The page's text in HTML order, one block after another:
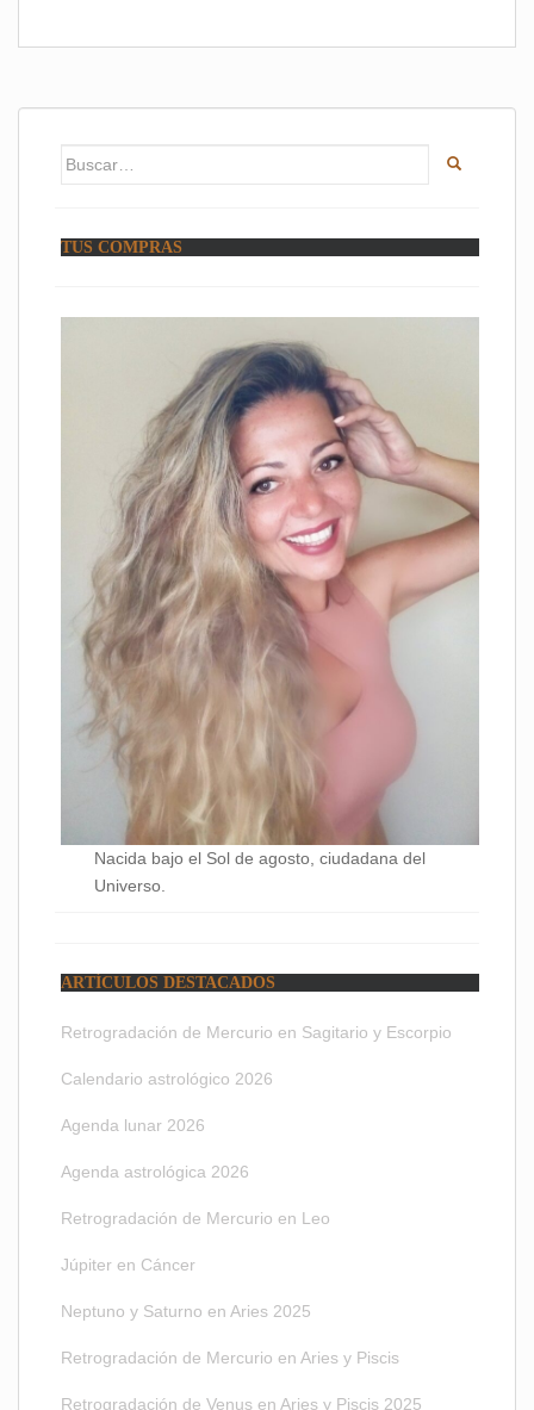
Buscar:
TUS COMPRAS
Nacida bajo el Sol de agosto, ciudadana del
Universo.
ARTÍCULOS DESTACADOS
Retrogradación de Mercurio en Sagitario y Escorpio
Calendario astrológico 2026
Agenda lunar 2026
Agenda astrológica 2026
Retrogradación de Mercurio en Leo
Júpiter en Cáncer
Neptuno y Saturno en Aries 2025
Retrogradación de Mercurio en Aries y Piscis
Retrogradación de Venus en Aries y Piscis 2025